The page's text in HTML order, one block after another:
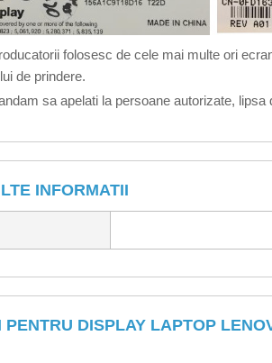
folosesc de cele mai multe ori
de prindere.
sa apelati la persoane autorizate,
INFORMATII
PENTRU DISPLAY LAPTOP